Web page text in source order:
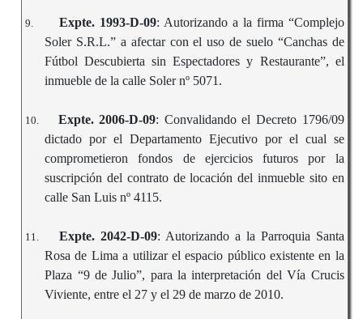
9. Expte. 1993-D-09: Autorizando a la firma “Complejo
Soler S.R.L.” a afectar con el uso de suelo “Canchas de
Fútbol Descubierta sin Espectadores y Restaurante”, el
inmueble de la calle Soler nº 5071.
10. Expte. 2006-D-09: Convalidando el Decreto 1796/09
dictado por el Departamento Ejecutivo por el cual se
comprometieron fondos de ejercicios futuros por la
suscripción del contrato de locación del inmueble sito en
calle San Luis nº 4115.
11. Expte. 2042-D-09: Autorizando a la Parroquia Santa
Rosa de Lima a utilizar el espacio público existente en la
Plaza “9 de Julio”, para la interpretación del Vía Crucis
Viviente, entre el 27 y el 29 de marzo de 2010.